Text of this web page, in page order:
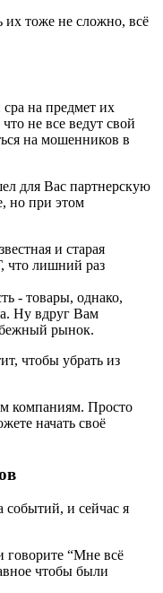
тоже не сложно, всё
на предмет их
не все ведут свой
на мошенников в
для Вас партнерскую
но при этом
и старая
что лишний раз
- товары, однако,
Ну вдруг Вам
рынок.
чтобы убрать из
компаниям. Просто
начать своё
событий, и сейчас я
говорите “Мне всё
чтобы были